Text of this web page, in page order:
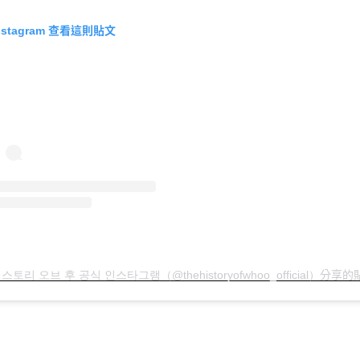
查看這則貼文
토리 오브 후 공식 인스타그램（@thehistoryofwhoo_official） 分享的貼